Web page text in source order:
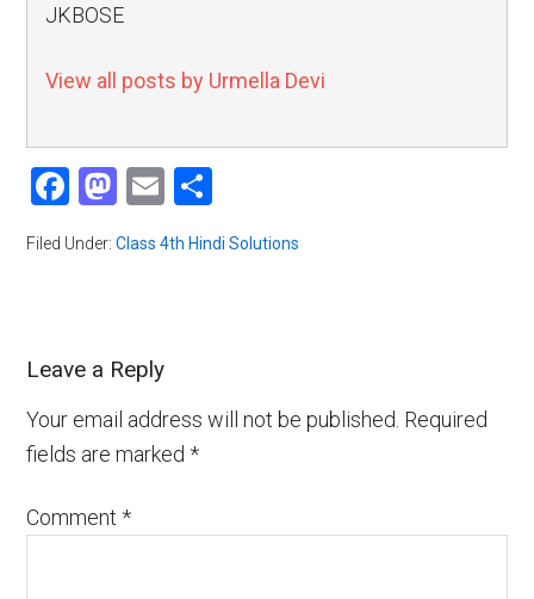
JKBOSE
View all posts by Urmella Devi
Facebook
Mastodon
Email
Filed Under:Class 4th Hindi Solutions
Leave a Reply
Your email address will not be published. Required
fields are marked*
Comment*